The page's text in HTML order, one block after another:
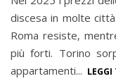
discesa in molte
Roma resiste,
più forti. Torino
appartamenti... LEGGI